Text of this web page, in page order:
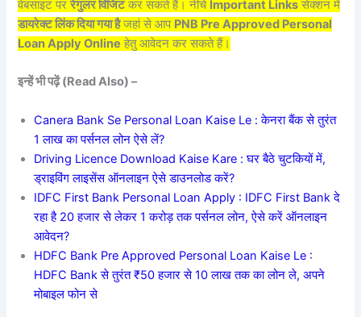
वेबसाइट पररेगुलर विजिटकर सकते हैं। नीचे Important Links सेक्शन में
डायरेक्ट लिंक दिया गया हैजहां से आप PNB Pre Approved Personal
Loan Apply Online हेतु आवेदन कर सकते हैं।
इन्हें भी पढ़ें (Read Also) –
Canera Bank Se Personal Loan Kaise Le : केनरा बैंक से तुरंत
1 लाख का पर्सनल लोन ऐसे लें?
Driving Licence Download Kaise Kare : घर बैठे चुटकियों में,
ड्राइविंग लाइसेंस ऑनलाइन ऐसे डाउनलोड करें?
IDFC First Bank Personal Loan Apply : IDFC First Bank दे
रहा है 20 हजार से लेकर 1 करोड़ तक पर्सनल लोन, ऐसे करें ऑनलाइन
आवेदन?
HDFC Bank Pre Approved Personal Loan Kaise Le :
HDFC Bank से तुरंत ₹50 हजार से 10 लाख तक का लोन ले, अपने
मोबाइल फोन से